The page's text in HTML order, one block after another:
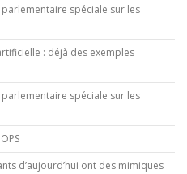
spéciale sur les
: déjà des exemples
spéciale sur les
d’aujourd’hui ont des mimiques